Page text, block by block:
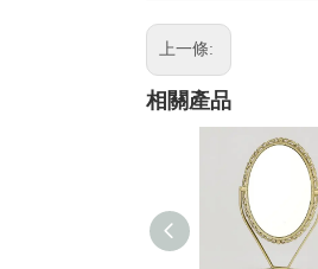
上一條:
相關產品